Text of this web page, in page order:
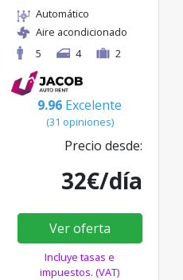
Automático
Aire acondicionado
5
4 2
9.96 Excelente
(31 opiniones)
Precio desde:
32€/día
Ver oferta
Incluye tasas e
impuestos. (VAT)